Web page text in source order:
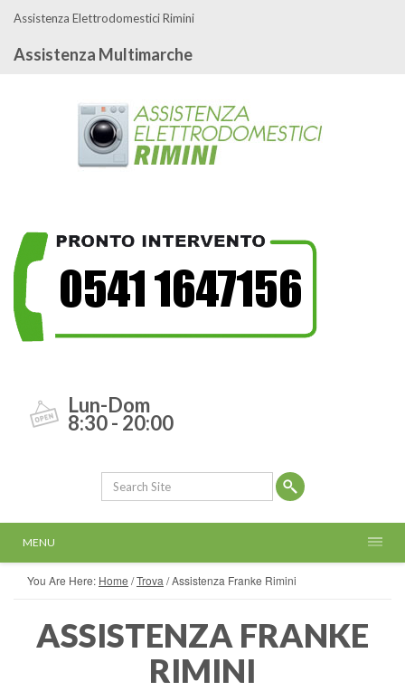
Assistenza Elettrodomestici Rimini
Assistenza Multimarche
Lun-Dom
8:30 - 20:00
MENU
You Are Here: Home /Trova /Assistenza Franke Rimini
ASSISTENZA FRANKE
RIMINI